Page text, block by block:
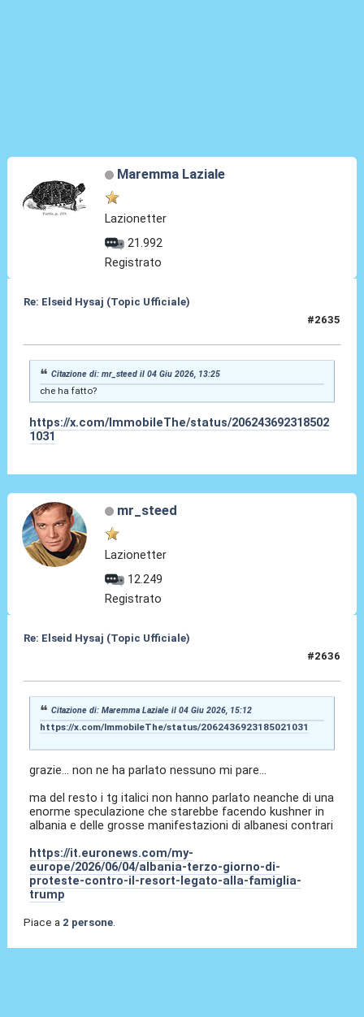
Maremma Laziale
Lazionetter
21.992
Registrato
Re: Elseid Hysaj (Topic Ufficiale)
#2635
Citazione di: mr_steed il 04 Giu 2026, 13:25
che ha fatto?
https://x.com/ImmobileThe/status/206243692318502
1031
mr_steed
Lazionetter
12.249
Registrato
Re: Elseid Hysaj (Topic Ufficiale)
#2636
Citazione di: Maremma Laziale il 04 Giu 2026, 15:12
https://x.com/ImmobileThe/status/2062436923185021031
grazie... non ne ha parlato nessuno mi pare...
ma del resto i tg italici non hanno parlato neanche di una
enorme speculazione che starebbe facendo kushner in
albania e delle grosse manifestazioni di albanesi contrari
https://it.euronews.com/my-
europe/2026/06/04/albania-terzo-giorno-di-
proteste-contro-il-resort-legato-alla-famiglia-
trump
Piace a 2 persone.